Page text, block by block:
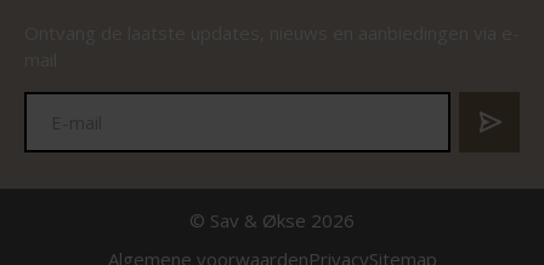
© Sav & Økse 2026
Algemene voorwaardenPrivacySitemap